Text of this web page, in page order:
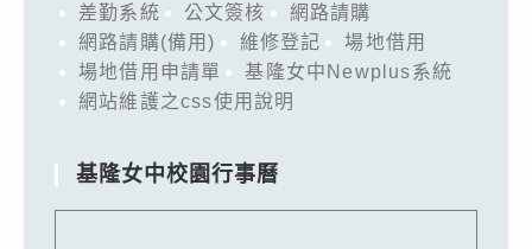
差勤系統 公文簽核
網路請購
網路請購(備用)
維修登記
場地借用
場地借用申請單
基隆女中Newplus系統
網站維護之css使用說明
基隆女中校園行事曆